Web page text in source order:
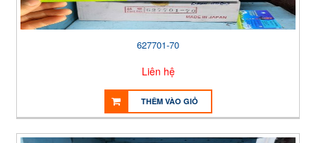
627701-70
Liên hệ
THÊM VÀO GIỎ